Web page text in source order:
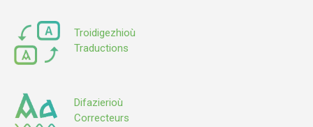
Troidigezhioù
Traductions
Difazierioù
Correcteurs